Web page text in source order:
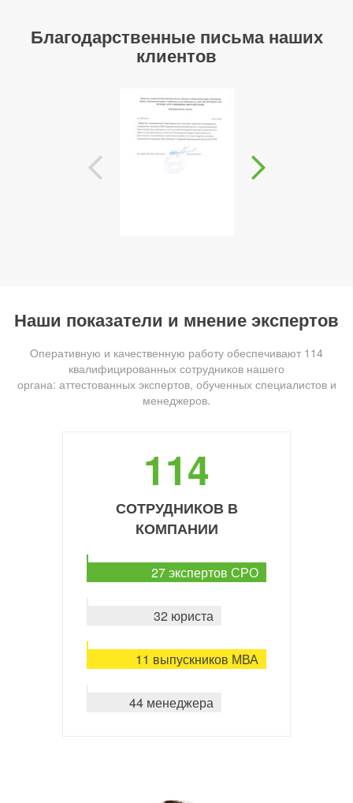
Благодарственные письма наших
клиентов
Наши показатели и мнение экспертов
Оперативную и качественную работу обеспечивают 114
квалифицированных сотрудников нашего
органа: аттестованных экспертов, обученных специалистов и
менеджеров.
114
СОТРУДНИКОВ В
КОМПАНИИ
27 экспертов СРО
32 юриста
11 выпускников МВА
44 менеджера